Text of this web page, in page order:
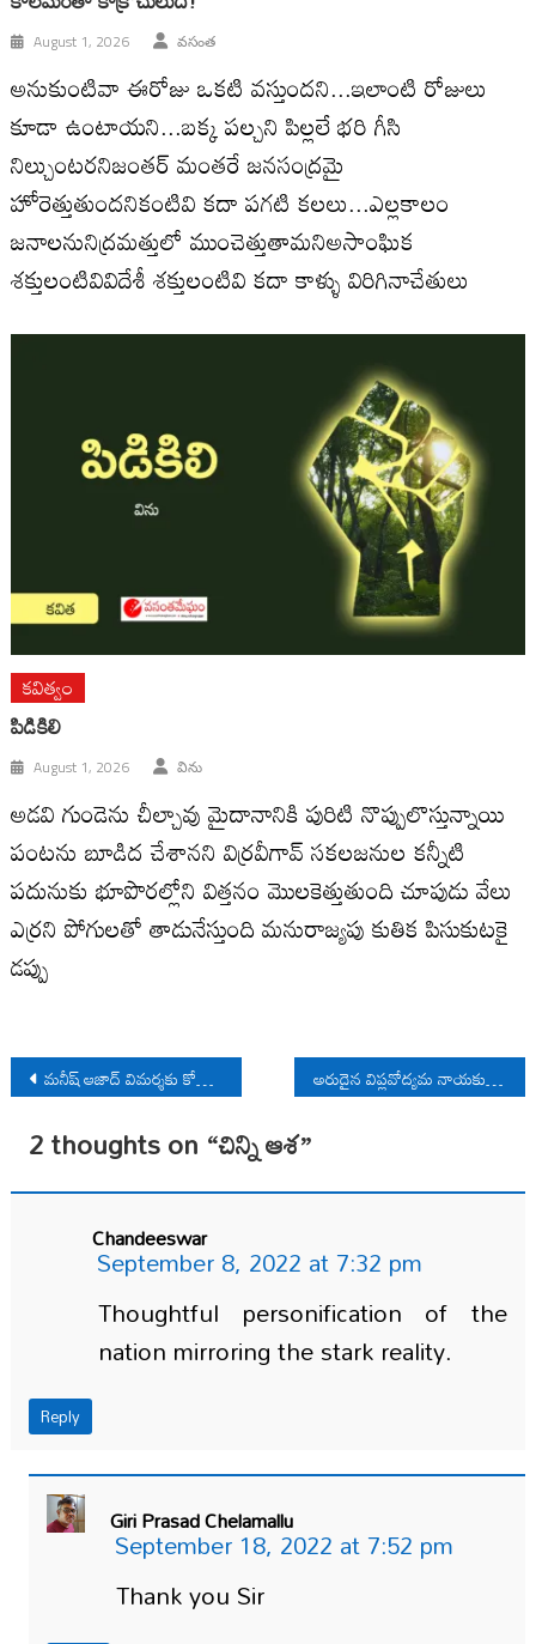
August 1, 2026 వసంత
అనుకుంటివా ఈరోజు ఒకటి వస్తుందని...ఇలాంటి రోజులు
కూడా ఉంటాయని...బక్క పల్చని పిల్లలే భరి గీసి
నిల్చుంటరనిజంతర్ మంతరే జనసంద్రమై
హోరెత్తుతుందనికంటివి కదా పగటి కలలు...ఎల్లకాలం
జనాలనునిద్రమత్తులో ముంచెత్తుతామనిఅసాంఘిక
శక్తులంటివివిదేశీ శక్తులంటివి కదా కాళ్ళు విరిగినాచేతులు
కవిత్వం
పిడికిలి
August 1, 2026 విను
అడవి గుండెను చీల్చావు మైదానానికి పురిటి నొప్పులొస్తున్నాయి
పంటను బూడిద చేశానని విర్రవీగావ్ సకలజనుల కన్నీటి
పదునుకు భూపొరల్లోని విత్తనం మొలకెత్తుతుంది చూపుడు వేలు
ఎర్రని పోగులతో తాడునేస్తుంది మనురాజ్యపు కుతిక పిసుకుటకై
డప్పు
Post
navigation
మనీష్ ఆజాద్ విమర్శకు కోబాడ్ గాంధీ స్పందన అరుదైన విప్లవోద్యమ నాయకుడు కా. కోపా ఊసెండి
2 thoughts on “చిన్ని ఆశ”
Chandeeswar
September 8, 2022 at 7:32 pm
Thoughtful personification of the
nation mirroring the stark reality.
Reply
Giri Prasad Chelamallu
September 18, 2022 at 7:52 pm
Thank you Sir